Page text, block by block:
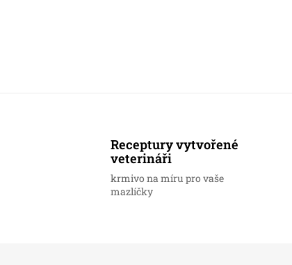
Receptury vytvořené
veterináři
krmivo na míru pro vaše
mazlíčky